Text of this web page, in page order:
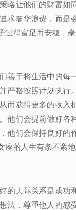
略让他们的财富如
求奢华浪费，而是
得富足而安稳，毫
善于将生活中的每
严格按照计划执行
而获得更多的收入
他们会提前做好各
他们会保持良好的
的人生有条不紊
的人际关系是成功
法，尊重他人的感